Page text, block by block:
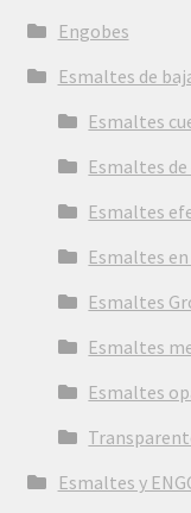
Engobes
Esmaltes de
Esmaltes
Esmaltes
Esmaltes
Esmaltes
Esmaltes
Esmaltes
Esmaltes
Esmaltes y